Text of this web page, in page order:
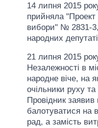
14 липня 2015
прийняла "Проект
вибори" № 2831-
народних
21 липня 2015
Незалежності в
народне віче, на
очільники руху
Провідник
балотуватися на
рад, а замість